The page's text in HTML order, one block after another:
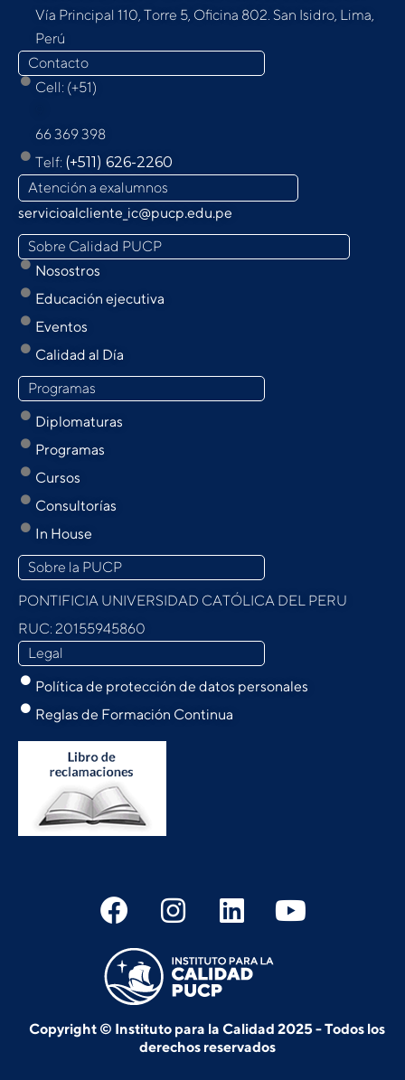
Vía Principal 110, Torre 5, Oﬁcina 802. San Isidro, Lima,
Perú
Contacto
Cell: (+51)
66 369 398
Telf: (+511) 626-2260
Atención a exalumnos
servicioalcliente_ic@pucp.edu.pe
Sobre Calidad PUCP
Nosostros
Educación ejecutiva
Eventos
Calidad al Día
Programas
Diplomaturas
Programas
Cursos
Consultorías
In House
Sobre la PUCP
PONTIFICIA UNIVERSIDAD CATÓLICA DEL PERU
RUC: 20155945860
Legal
Política de protección de datos personales
Reglas de Formación Continua
Copyright © Instituto para la Calidad 2025 - Todos los
derechos reservados